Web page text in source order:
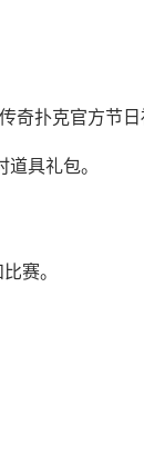
奇扑克官方节日
具礼包。
赛。